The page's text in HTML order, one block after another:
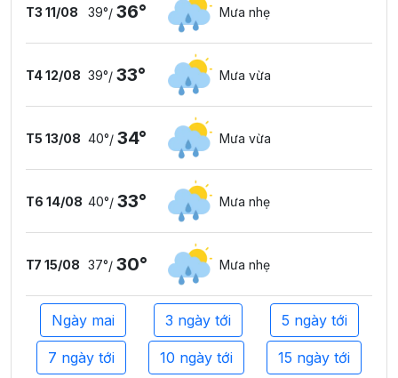
T3 11/08 39°/ 36° Mưa nhẹ
T4 12/08 39°/ 33° Mưa vừa
T5 13/08 40°/ 34° Mưa vừa
T6 14/08 40°/ 33° Mưa nhẹ
T7 15/08 37°/ 30° Mưa nhẹ
Ngày mai 3 ngày tới 5 ngày tới
7 ngày tới 10 ngày tới 15 ngày tới